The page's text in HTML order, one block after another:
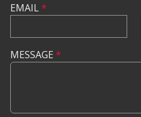
EMAIL*
MESSAGE *